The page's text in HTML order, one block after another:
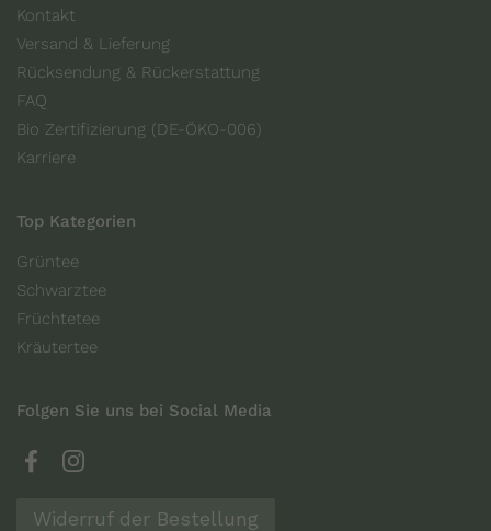
Kontakt
Versand & Lieferung
Rücksendung & Rückerstattung
FAQ
Bio Zertifizierung (DE-ÖKO-006)
Karriere
Top Kategorien
Grüntee
Schwarztee
Früchtetee
Kräutertee
Folgen Sie uns bei Social Media
FacebookInstagram
Widerruf der Bestellung